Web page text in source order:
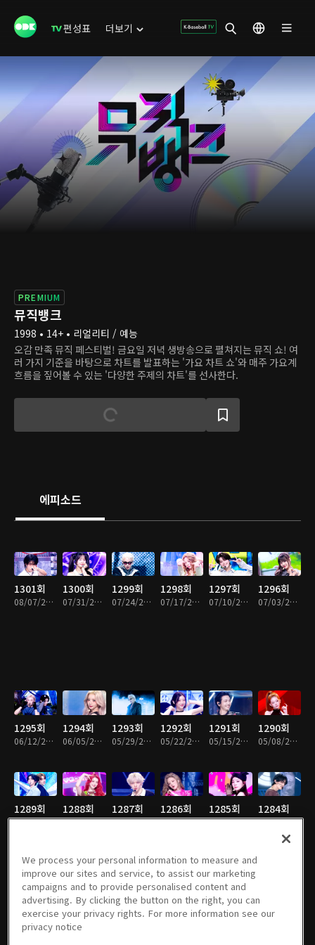
편성표 더보기
PREMIUM
뮤직뱅크
1998 • 14+ • 리얼리티 / 예능
오감 만족 뮤직 페스티벌! 금요일 저녁 생방송으로 펼쳐지는 뮤직 쇼! 여
러 가지 기준을 바탕으로 차트를 발표하는 '가요 차트 쇼'와 매주 가요계
흐름을 짚어볼 수 있는 '다양한 주제의 차트'를 선사한다.
에피소드
1301회
08/07/2026 • 1시간 12분
1300회
07/31/2026 • 1시간 12분
1299회
07/24/2026 • 1시간 12분
1298회
07/17/2026 • 1시간 14분
1297회
07/10/2026 • 1시간 13분
1296회
07/03/2026 • 1시간 13분
1295회
06/12/2026 • 1시간 14분
1294회
06/05/2026 • 1시간 7분
1293회
05/29/2026 • 1시간 15분
1292회
05/22/2026 • 1시간 17분
1291회
05/15/2026 • 1시간 12분
1290회
05/08/2026 • 1시간 13분
1289회
05/01/2026 • 1시간 13분
1288회
04/24/2026 • 1시간 11분
1287회
04/17/2026 • 1시간 12분
1286회
04/10/2026 • 1시간 14분
1285회
04/03/2026 • 1시간 13분
1284회
03/27/2026 • 1시간 23분
1283회
03/20/2026 • 1시간 23분
1282회
03/13/2026 • 1시간 23분
1281회
03/06/2026 • 1시간 23분
1280회
02/27/2026 • 1시간 7분
PREMIUM
20260220
회
02/20/2026 • 1시간 16분
We process your personal information to measure and
improve our sites and service, to assist our marketing
campaigns and to provide personalised content and
advertising. By clicking the button on the right, you can
exercise your privacy rights. For more information see our
privacy notice